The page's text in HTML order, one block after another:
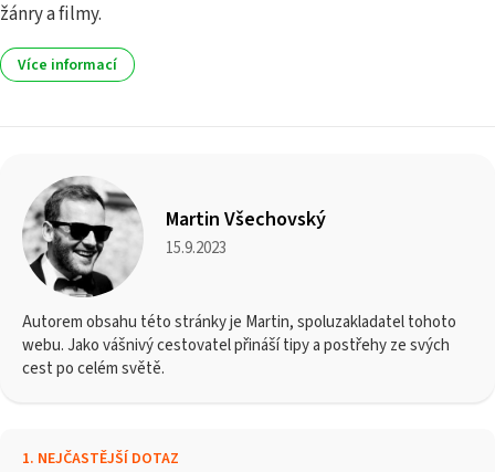
žánry a filmy.
Více informací
Martin Všechovský
15.9.2023
Autorem obsahu této stránky je Martin, spoluzakladatel tohoto
webu. Jako vášnivý cestovatel přináší tipy a postřehy ze svých
cest po celém světě.
1. NEJČASTĚJŠÍ DOTAZ